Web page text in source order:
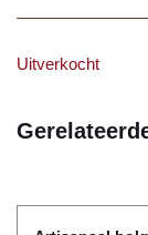
Uitverkocht